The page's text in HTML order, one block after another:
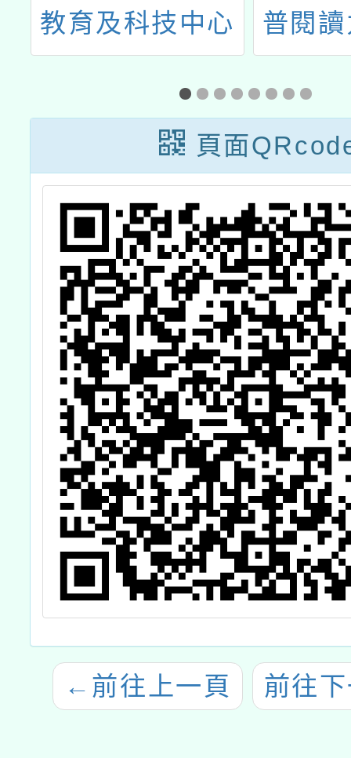
教育及科技中心
辦理115年1月份
教 師研習
普閱
頁面
← 前往上一頁 前往